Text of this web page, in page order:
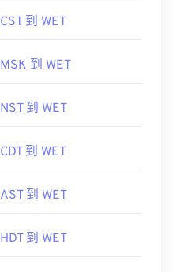
CST 到 WET
MSK 到 WET
NST 到 WET
CDT 到 WET
AST 到 WET
HDT 到 WET